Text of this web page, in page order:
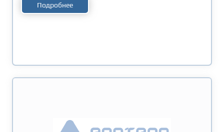
Подробнее